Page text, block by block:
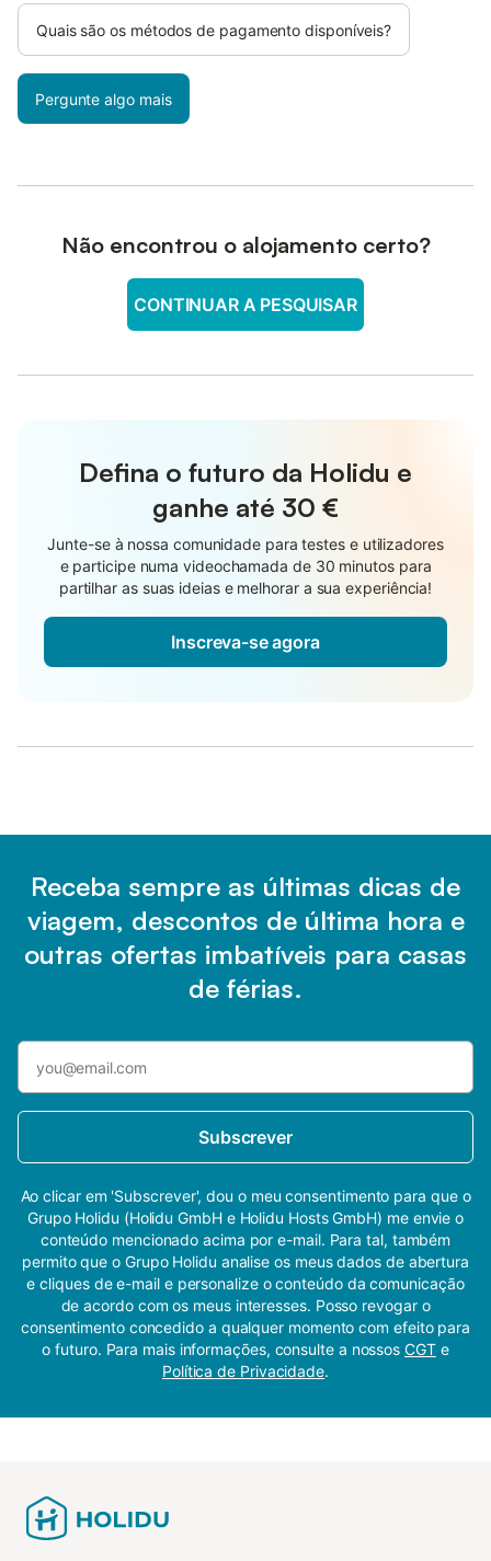
Quais são os métodos de pagamento disponíveis?
Pergunte algo mais
Não encontrou o alojamento certo?
CONTINUAR A PESQUISAR
Defina o futuro da Holidu e
ganhe até 30 €
Junte-se à nossa comunidade para testes e utilizadores
e participe numa videochamada de 30 minutos para
partilhar as suas ideias e melhorar a sua experiência!
Inscreva-se agora
Receba sempre as últimas dicas de
viagem, descontos de última hora e
outras ofertas imbatíveis para casas
de férias.
Subscrever
Ao clicar em 'Subscrever', dou o meu consentimento para que o
Grupo Holidu (Holidu GmbH e Holidu Hosts GmbH) me envie o
conteúdo mencionado acima por e-mail. Para tal, também
permito que o Grupo Holidu analise os meus dados de abertura
e cliques de e-mail e personalize o conteúdo da comunicação
de acordo com os meus interesses. Posso revogar o
consentimento concedido a qualquer momento com efeito para
o futuro. Para mais informações, consulte a nossosCGTe
Política de Privacidade.